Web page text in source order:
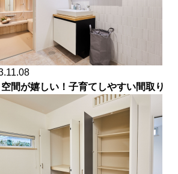
間が嬉しい！子育てしやすい間取り